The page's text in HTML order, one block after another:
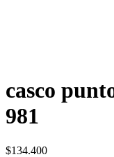
casco
981
$134.400